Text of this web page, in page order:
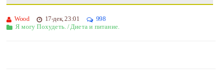
Wood 17-дек, 23:01
998
Я могу Похудеть. /Диета и питание.